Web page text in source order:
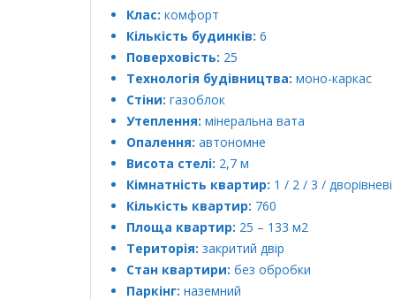
Клас: комфорт
Кількість будинків: 6
Поверховість: 25
Технологія будівництва: моно-каркас
Стіни: газоблок
Утеплення: мінеральна вата
Опалення: автономне
Висота стелі: 2,7 м
Кімнатність квартир: 1 / 2 / 3 / дворівневі
Кількість квартир: 760
Площа квартир: 25 – 133 м2
Територія: закритий двір
Стан квартири: без обробки
Паркінг: наземний